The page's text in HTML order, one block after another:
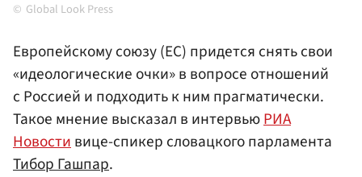
Global Look Press
Европейскому союзу (ЕС) придется снять свои
«идеологические очки» в вопросе отношений
с Россией и подходить к ним прагматически.
Такое мнение высказал в интервьюРИА
Новостивице-спикер словацкого парламента
Тибор Гашпар.